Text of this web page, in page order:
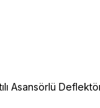
Asansörlü